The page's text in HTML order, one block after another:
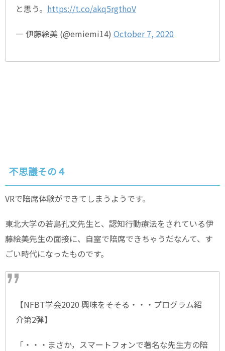
と思う。 https://t.co/akq5rgthoV
— 伊藤絵美 (@emiemi14) October 7, 2020
不思議その４
VRで陪席体験ができてしまうようです。
東北大学の若島孔文先生と、認知行動療法をされている伊
藤絵美先生の面接に、自室で陪席できちゃうだなんて、す
ごい時代になったものです。
【NFBT学会2020 興味をそそる・・・プログラム紹
介第2弾】
「・・・まさか，スマートフォンで著名な先生方の陪